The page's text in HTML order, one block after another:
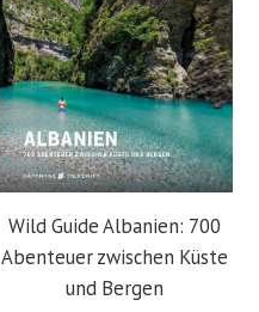
Wild Guide Albanien: 700
Abenteuer zwischen Küste
und Bergen